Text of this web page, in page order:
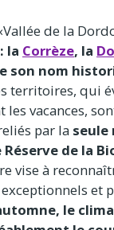
de la
la Corrèze, la
son nom
territoires, qui
vacances,
par la seule
Réserve de la
vise à
et
le